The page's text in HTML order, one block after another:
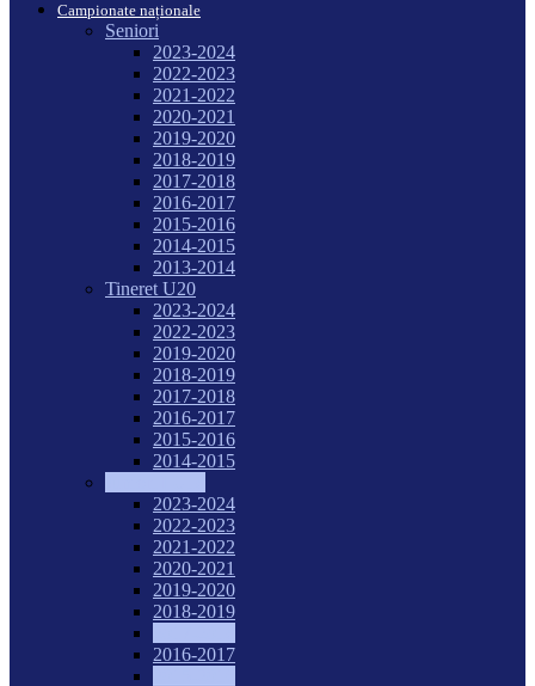
Campionate naționale
Seniori
2023-2024
2022-2023
2021-2022
2020-2021
2019-2020
2018-2019
2017-2018
2016-2017
2015-2016
2014-2015
2013-2014
Tineret U20
2023-2024
2022-2023
2019-2020
2018-2019
2017-2018
2016-2017
2015-2016
2014-2015
2023-2024
2022-2023
2021-2022
2020-2021
2019-2020
2018-2019
2016-2017